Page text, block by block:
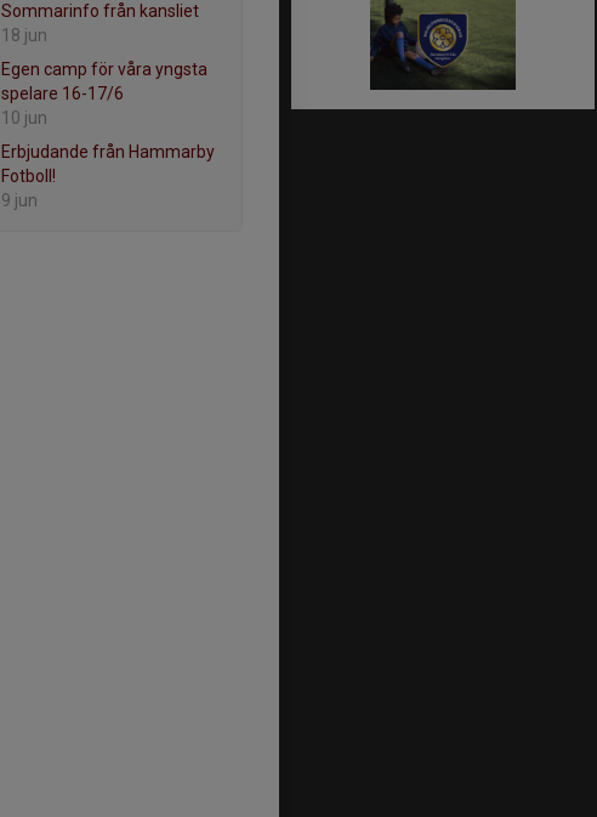
Sommarinfo från kansliet
18 jun
Egen camp för våra yngsta
spelare 16-17/6
10 jun
Erbjudande från Hammarby
Fotboll!
9 jun